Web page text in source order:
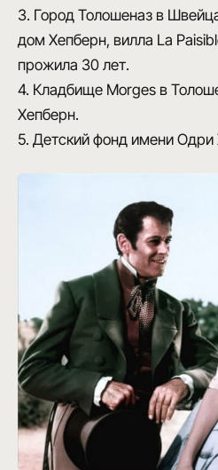
3. Город Толошеназ в
дом Хепберн, вилла La
прожила 30 лет.
4. Кладбище Morges в
Хепберн.
5. Детский фонд имени Одри